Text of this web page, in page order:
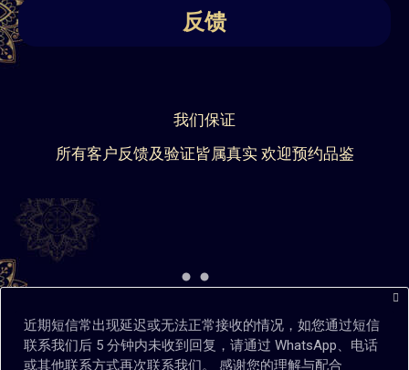
反馈
我们保证
所有客户反馈及验证皆属真实 欢迎预约品鉴
近期短信常出现延迟或无法正常接收的情况，如您通过短信
联系我们后 5 分钟内未收到回复，请通过 WhatsApp、电话
或其他联系方式再次联系我们。 感谢您的理解与配合